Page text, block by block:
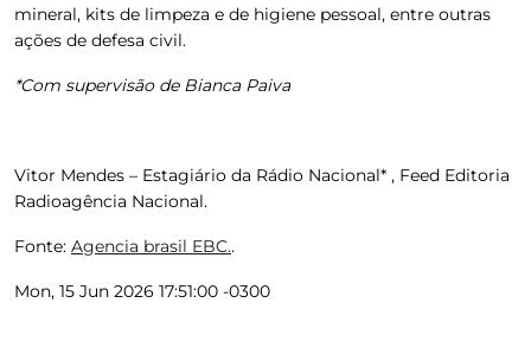
mineral, kits de limpeza e de higiene pessoal, entre outras
ações de defesa civil.
*Com supervisão de Bianca Paiva
Vitor Mendes – Estagiário da Rádio Nacional* , Feed Editoria
Radioagência Nacional.
Fonte: Agencia brasil EBC..
Mon, 15 Jun 2026 17:51:00 -0300